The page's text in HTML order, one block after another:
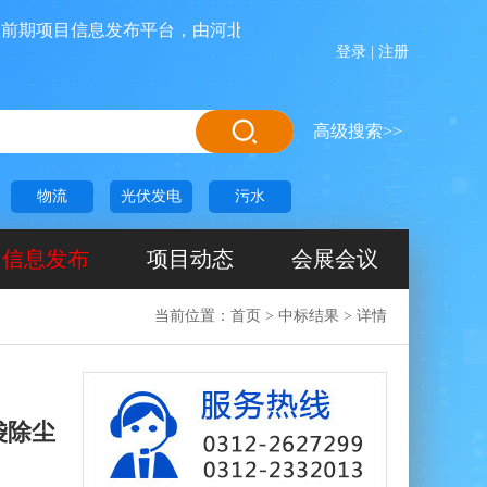
目信息发布平台，由河北源航网络科技有限公司投资运营管
登录 注册
高级搜索>>
物流 光伏发电 污水
信息发布 项目动态 会展会议
当前位置： 首页 > 中标结果 > 详情
除尘